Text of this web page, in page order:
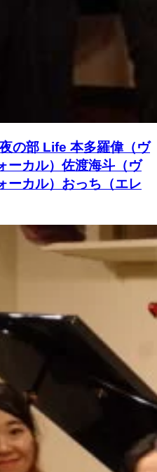
の部 Life 本多羅偉（ヴ
ーカル）佐渡海斗（ヴ
ーカル）おっち（エレ